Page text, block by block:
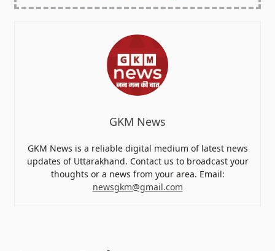
GKM News
GKM News is a reliable digital medium of latest news
updates of Uttarakhand. Contact us to broadcast your
thoughts or a news from your area. Email:
newsgkm@gmail.com